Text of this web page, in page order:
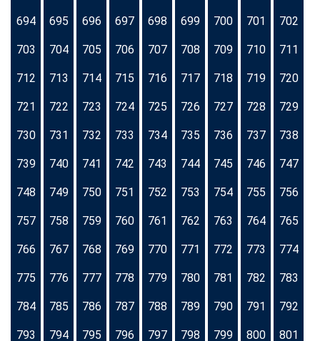
694 695 696 697 698 699 700 701 702
703 704 705 706 707 708 709 710 711
712 713 714 715 716 717 718 719 720
721 722 723 724 725 726 727 728 729
730 731 732 733 734 735 736 737 738
739 740 741 742 743 744 745 746 747
748 749 750 751 752 753 754 755 756
757 758 759 760 761 762 763 764 765
766 767 768 769 770 771 772 773 774
775 776 777 778 779 780 781 782 783
784 785 786 787 788 789 790 791 792
793 794 795 796 797 798 799 800 801